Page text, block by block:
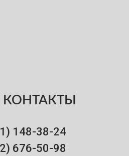
148-38-24
676-50-98